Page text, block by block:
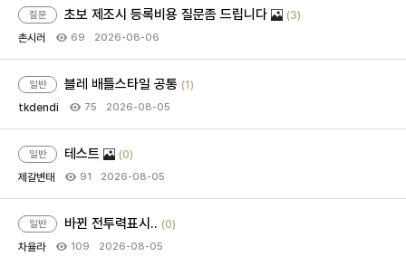
질문 초보 제조시 등록비용 질문좀 드립니다 (3)
촌시러 69 2026-08-06
일반 블레 배틀스타일 공통 (1)
tkdendi 75 2026-08-05
일반 테스트 (0)
제갈변태 91 2026-08-05
일반 바뀐 전투력표시.. (0)
차율라 109 2026-08-05